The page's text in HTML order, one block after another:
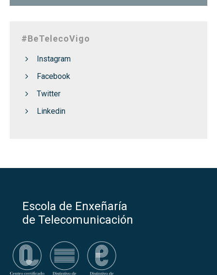
#BeTelecoVigo
Instagram
Facebook
Twitter
Linkedin
Escola de Enxeñaría
de Telecomunicación